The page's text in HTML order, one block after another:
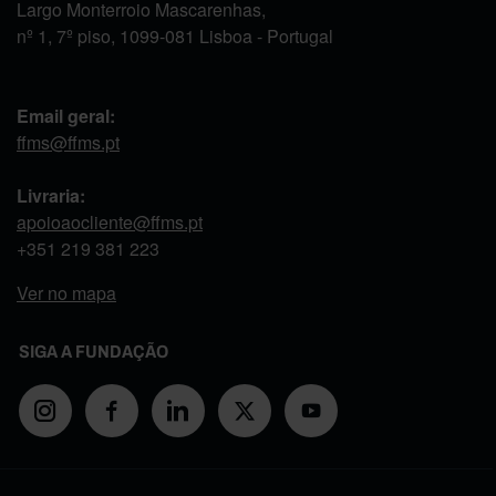
Largo Monterroio Mascarenhas,
nº 1, 7º piso, 1099-081 Lisboa - Portugal
Email geral:
ffms@ffms.pt
Livraria:
apoioaocliente@ffms.pt
+351 219 381 223
Ver no mapa
SIGA A FUNDAÇÃO